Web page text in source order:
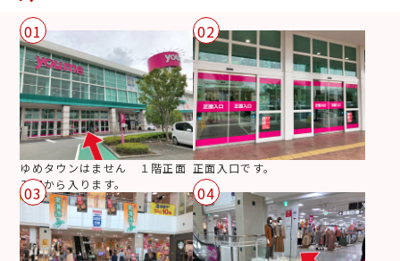
01
ゆめタウンはません １階正面
入口から入ります。
02
正面入口です。
03 04